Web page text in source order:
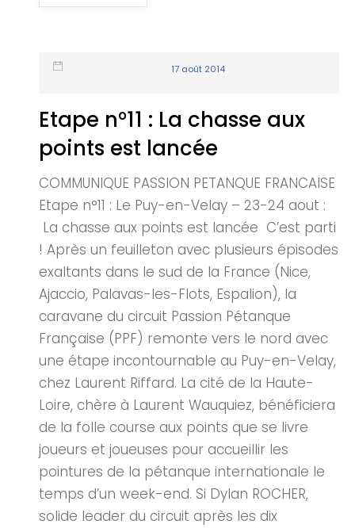
17 août 2014
Etape n°11 : La chasse aux
points est lancée
COMMUNIQUE PASSION PETANQUE FRANCAISE
Etape n°11 : Le Puy-en-Velay – 23-24 aout :
La chasse aux points est lancée C’est parti
! Après un feuilleton avec plusieurs épisodes
exaltants dans le sud de la France (Nice,
Ajaccio, Palavas-les-Flots, Espalion), la
caravane du circuit Passion Pétanque
Française (PPF) remonte vers le nord avec
une étape incontournable au Puy-en-Velay,
chez Laurent Riffard. La cité de la Haute-
Loire, chère à Laurent Wauquiez, bénéficiera
de la folle course aux points que se livre
joueurs et joueuses pour accueillir les
pointures de la pétanque internationale le
temps d’un week-end. Si Dylan ROCHER,
solide leader du circuit après les dix